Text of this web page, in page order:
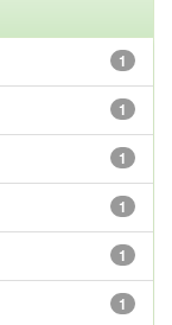
1
1
1
1
1
1